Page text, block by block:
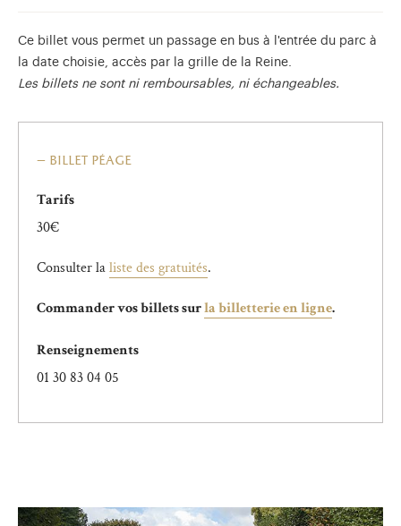
Ce billet vous permet un passage en bus à l'entrée du parc à
la date choisie, accès par la grille de la Reine.
Les billets ne sont ni remboursables, ni échangeables.
billet péage
Tarifs
30€
Consulter laliste des gratuités.
Commander vos billets surla billetterie en ligne.
Renseignements
01 30 83 04 05